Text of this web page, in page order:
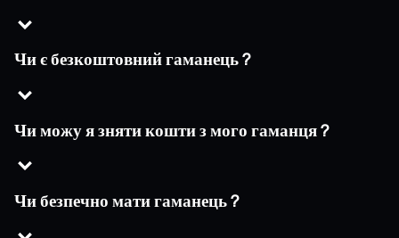
Чи є безкоштовний гаманець ?
Чи можу я зняти кошти з мого гаманця ?
Чи безпечно мати гаманець ?